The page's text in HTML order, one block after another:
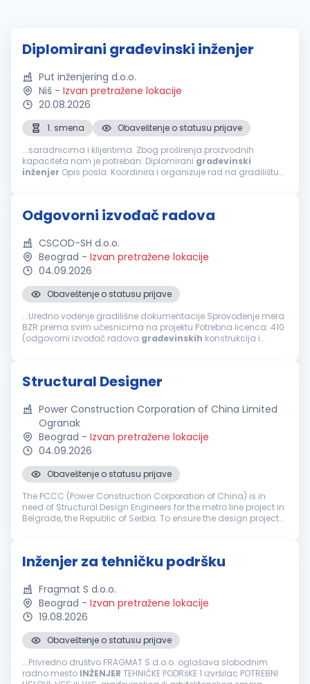
Diplomirani građevinski inženjer
Put inženjering d.o.o.
Niš - Izvan pretražene lokacije
20.08.2026
1. smena
Obaveštenje o statusu prijave
...saradnicima i klijentima. Zbog proširenja proizvodnih
kapaciteta nam je potreban: Diplomirani građevinski
inženjer Opis posla: Koordinira i organizuje rad na gradilištu
Odgovorni izvođač radova
CSCOD-SH d.o.o.
Beograd - Izvan pretražene lokacije
04.09.2026
Obaveštenje o statusu prijave
...Uredno vođenje gradilišne dokumentacije Sprovođenje mera
BZR prema svim učesnicima na projektu Potrebna licenca: 410
(odgovorni izvođač radova građevinskih konstrukcija i
Structural Designer
Power Construction Corporation of China Limited
Ogranak
Beograd - Izvan pretražene lokacije
04.09.2026
Obaveštenje o statusu prijave
The PCCC (Power Construction Corporation of China) is in
need of Structural Design Engineers for the metro line project in
Belgrade, the Republic of Serbia. To ensure the design project
Inženjer za tehničku podršku
Fragmat S d.o.o.
Beograd - Izvan pretražene lokacije
19.08.2026
Obaveštenje o statusu prijave
...Privredno društvo FRAGMAT S d.o.o. oglašava slobodnim
radno mesto INŽENJER TEHNIČKE PODRšKE 1 izvršilac POTREBNI